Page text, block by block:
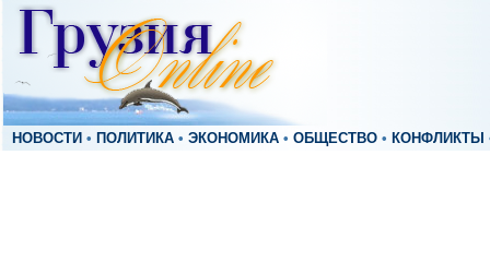
НОВОСТИ • ПОЛИТИКА • ЭКОНОМИКА • ОБЩЕСТВО • КОНФЛИКТЫ